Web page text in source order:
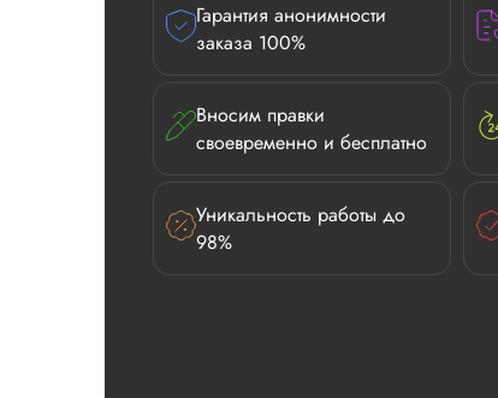
Гарантия анонимности
заказа 100%
Вносим правки
своевременно и бесплатно
Уникальность работы до
98%